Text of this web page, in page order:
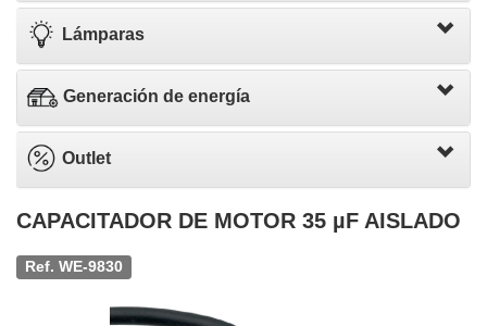
Lámparas
Generación de energía
Outlet
CAPACITADOR DE MOTOR 35 µF AISLADO
Ref. WE-9830